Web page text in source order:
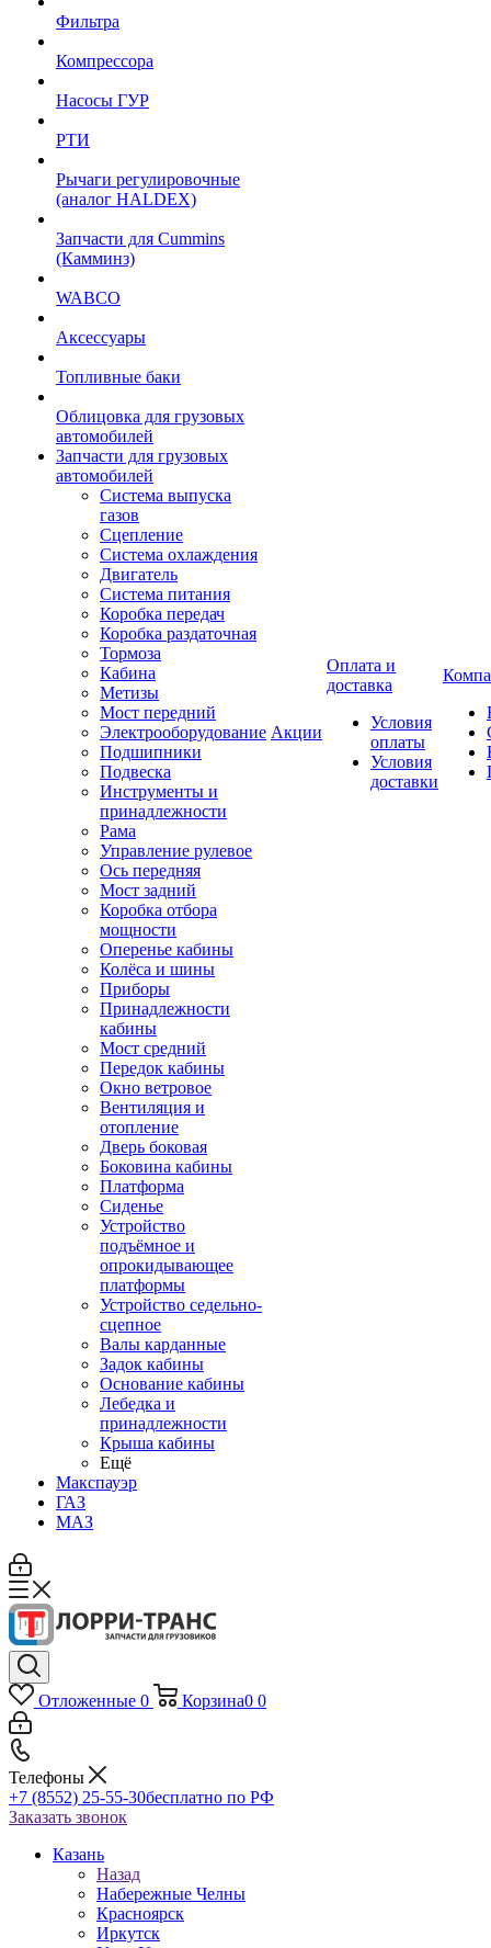
Фильтра
Компрессора
Насосы ГУР
РТИ
Рычаги регулировочные
(аналог HALDEX)
Запчасти для Cummins
(Камминз)
WABCO
Аксессуары
Топливные баки
Облицовка для грузовых
автомобилей
Запчасти для грузовых
автомобилей
Система выпуска
газов
Сцепление
Система охлаждения
Двигатель
Система питания
Коробка передач
Коробка раздаточная
Тормоза
Кабина
Метизы
Мост передний
Электрооборудование
Подшипники
Подвеска
Инструменты и
принадлежности
Рама
Управление рулевое
Ось передняя
Мост задний
Коробка отбора
мощности
Оперенье кабины
Колёса и шины
Приборы
Принадлежности
кабины
Мост средний
Передок кабины
Окно ветровое
Вентиляция и
отопление
Дверь боковая
Боковина кабины
Платформа
Сиденье
Устройство
подъёмное и
опрокидывающее
платформы
Устройство седельно-
сцепное
Валы карданные
Задок кабины
Основание кабины
Лебедка и
принадлежности
Крыша кабины
Ещё
Макспауэр
ГАЗ
МАЗ
Акции
Оплата и
доставка
Условия
оплаты
Условия
доставки
Отложенные 0 Корзина0 0
Телефоны
+7 (8552) 25-55-30бесплатно по РФ
Заказать звонок
Казань
Назад
Набережные Челны
Красноярск
Иркутск